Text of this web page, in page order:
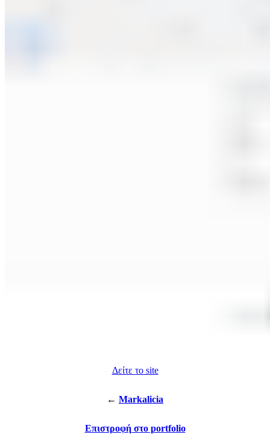
Δείτε το site
← Markalicia
Επιστροφή στο portfolio